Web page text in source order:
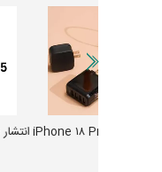
انتشار نخستین